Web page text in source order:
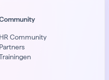
HR Community
Partners